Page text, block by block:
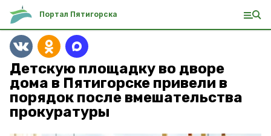
Портал Пятигорска
Детскую площадку во дворе
дома в Пятигорске привели в
порядок после вмешательства
прокуратуры